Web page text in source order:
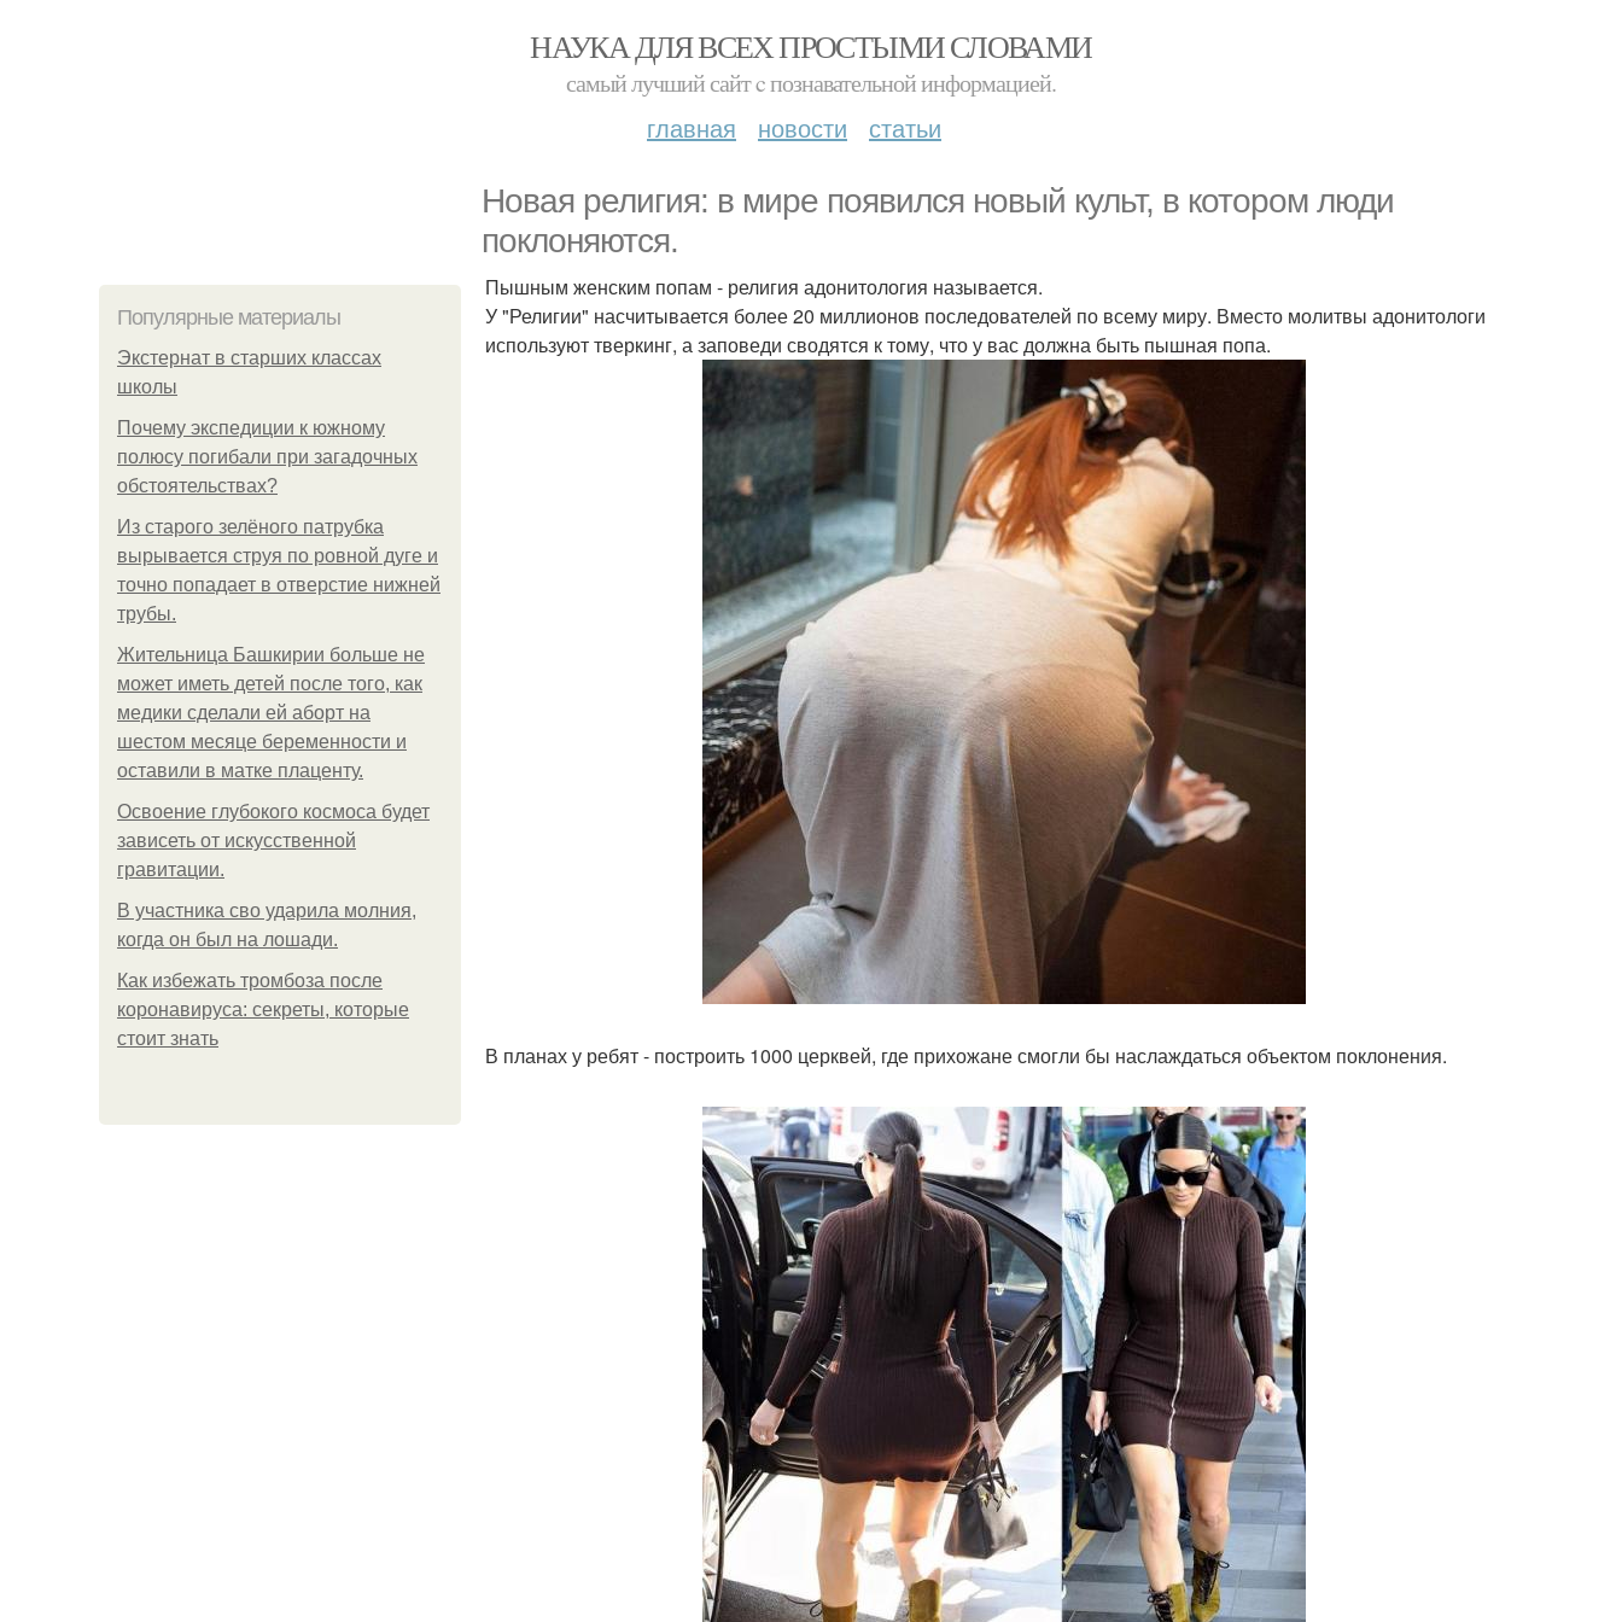
НАУКА ДЛЯ ВСЕХ ПРОСТЫМИ СЛОВАМИ
самый лучший сайт c познавательной информацией.
главная новости статьи
Новая религия: в мире появился новый культ, в котором люди
поклоняются.
Популярные материалы
Экстернат в старших классах
школы
Почему экспедиции к южному
полюсу погибали при загадочных
обстоятельствах?
Из старого зелёного патрубка
вырывается струя по ровной дуге и
точно попадает в отверстие нижней
трубы.
Жительница Башкирии больше не
может иметь детей после того, как
медики сделали ей аборт на
шестом месяце беременности и
оставили в матке плаценту.
Освоение глубокого космоса будет
зависеть от искусственной
гравитации.
В участника сво ударила молния,
когда он был на лошади.
Как избежать тромбоза после
коронавируса: секреты, которые
стоит знать
Пышным женским попам - религия адонитология называется.
У "Религии" насчитывается более 20 миллионов последователей по всему миру. Вместо молитвы адонитологи
используют тверкинг, а заповеди сводятся к тому, что у вас должна быть пышная попа.
В планах у ребят - построить 1000 церквей, где прихожане смогли бы наслаждаться объектом поклонения.